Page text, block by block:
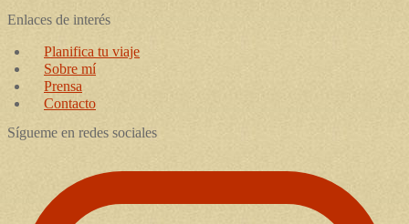
Enlaces de interés
Planifica tu viaje
Sobre mí
Prensa
Contacto
Sígueme en redes sociales